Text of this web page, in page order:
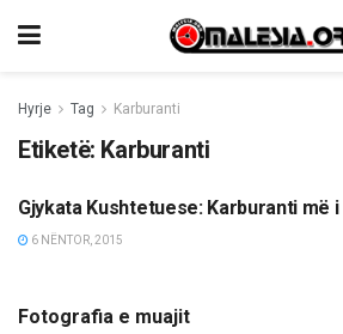
Hyrje Tag Karburanti
Etiketë: Karburanti
LAJME
Gjykata Kushtetuese: Karburanti më
6 NËNTOR, 2015
Fotografia e muajit